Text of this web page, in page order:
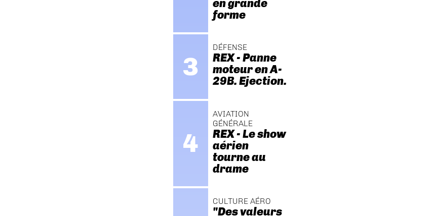
en grande
forme
DÉFENSE
REX - Panne
moteur en A-
29B. Ejection.
AVIATION
GÉNÉRALE
REX - Le show
aérien
tourne au
drame
CULTURE AÉRO
"Des valeurs